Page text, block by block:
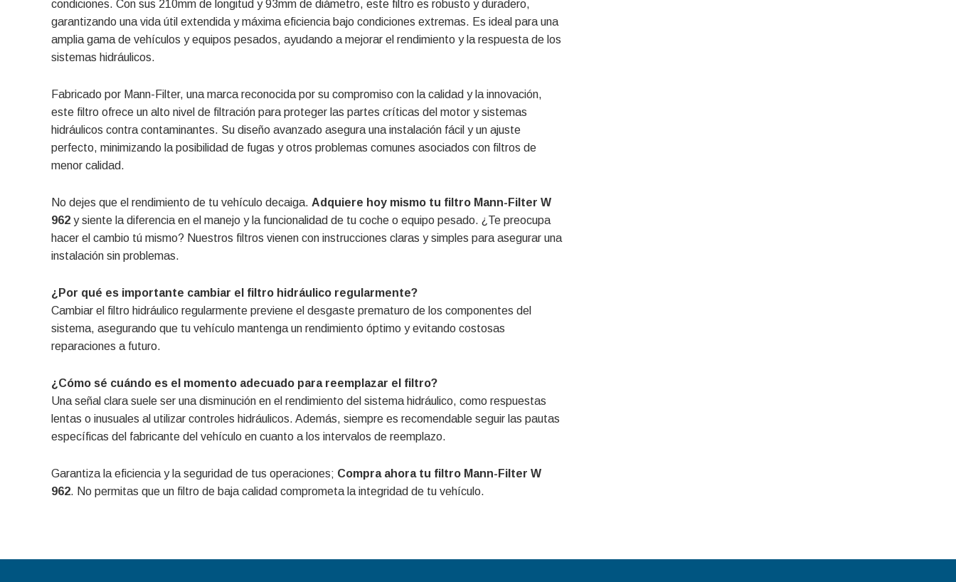
condiciones. Con sus 210mm de longitud y 93mm de diámetro, este filtro es robusto y duradero,
garantizando una vida útil extendida y máxima eficiencia bajo condiciones extremas. Es ideal para una
amplia gama de vehículos y equipos pesados, ayudando a mejorar el rendimiento y la respuesta de los
sistemas hidráulicos.
Fabricado por Mann-Filter, una marca reconocida por su compromiso con la calidad y la innovación,
este filtro ofrece un alto nivel de filtración para proteger las partes críticas del motor y sistemas
hidráulicos contra contaminantes. Su diseño avanzado asegura una instalación fácil y un ajuste
perfecto, minimizando la posibilidad de fugas y otros problemas comunes asociados con filtros de
menor calidad.
No dejes que el rendimiento de tu vehículo decaiga. Adquiere hoy mismo tu filtro Mann-Filter W
962 y siente la diferencia en el manejo y la funcionalidad de tu coche o equipo pesado. ¿Te preocupa
hacer el cambio tú mismo? Nuestros filtros vienen con instrucciones claras y simples para asegurar una
instalación sin problemas.
¿Por qué es importante cambiar el filtro hidráulico regularmente?
Cambiar el filtro hidráulico regularmente previene el desgaste prematuro de los componentes del
sistema, asegurando que tu vehículo mantenga un rendimiento óptimo y evitando costosas
reparaciones a futuro.
¿Cómo sé cuándo es el momento adecuado para reemplazar el filtro?
Una señal clara suele ser una disminución en el rendimiento del sistema hidráulico, como respuestas
lentas o inusuales al utilizar controles hidráulicos. Además, siempre es recomendable seguir las pautas
específicas del fabricante del vehículo en cuanto a los intervalos de reemplazo.
Garantiza la eficiencia y la seguridad de tus operaciones; Compra ahora tu filtro Mann-Filter W
962. No permitas que un filtro de baja calidad comprometa la integridad de tu vehículo.